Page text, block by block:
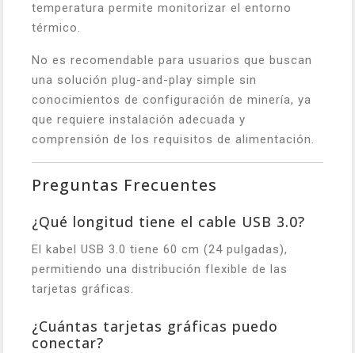
temperatura permite monitorizar el entorno
térmico.
No es recomendable para usuarios que buscan
una solución plug-and-play simple sin
conocimientos de configuración de minería, ya
que requiere instalación adecuada y
comprensión de los requisitos de alimentación.
Preguntas Frecuentes
¿Qué longitud tiene el cable USB 3.0?
El kabel USB 3.0 tiene 60 cm (24 pulgadas),
permitiendo una distribución flexible de las
tarjetas gráficas.
¿Cuántas tarjetas gráficas puedo
conectar?